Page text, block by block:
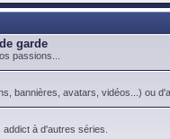
garde
passions...
bannières, avatars, vidéos...) ou
à d'autres séries.